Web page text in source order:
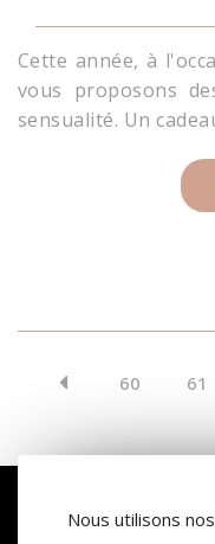
Cette année, à
vous proposons
sensualité. Un
60 61
Nous utilisons